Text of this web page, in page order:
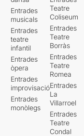
Entrades
musicals
Entrades
teatre
infantil
Entrades
òpera
Entrades
improvisació
Entrades
monòlegs
Teatre
Coliseum
Entrades
Teatre
Borràs
Entrades
Teatre
Romea
Entrades
La
Villarroel
Entrades
Teatre
Condal